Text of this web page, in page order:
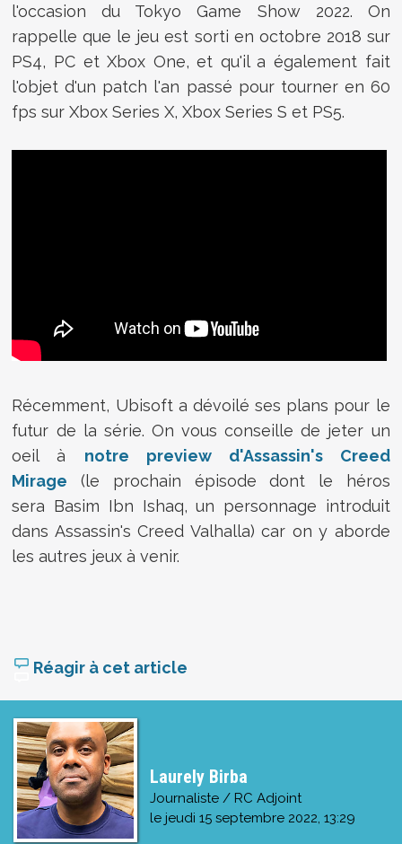
l'occasion du Tokyo Game Show 2022. On
rappelle que le jeu est sorti en octobre 2018 sur
PS4, PC et Xbox One, et qu'il a également fait
l'objet d'un patch l'an passé pour tourner en 60
fps sur Xbox Series X, Xbox Series S et PS5.
Récemment, Ubisoft a dévoilé ses plans pour le
futur de la série. On vous conseille de jeter un
oeil à notre preview d'Assassin's Creed
Mirage (le prochain épisode dont le héros
sera Basim Ibn Ishaq, un personnage introduit
dans Assassin's Creed Valhalla) car on y aborde
les autres jeux à venir.
Réagir à cet article
Laurely Birba
Journaliste / RC Adjoint
le jeudi 15 septembre 2022, 13:29